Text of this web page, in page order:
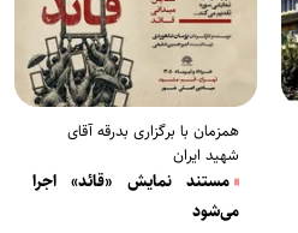
همزمان با برگزاری بدرقه آقای
شهید ایران
مستند نمایش «قائد» اجرا
می‌شود